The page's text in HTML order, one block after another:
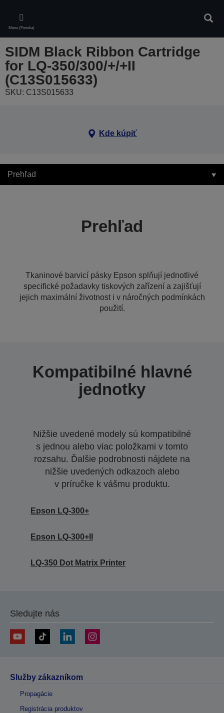
main
content
Menu (Ponuka)
SIDM Black Ribbon Cartridge
for LQ-350/300/+/+II
(C13S015633)
SKU: C13S015633
Kde kúpiť
Prehľad
Prehľad
Tkaninové barvicí pásky Epson splňují jednotlivé
specifické požadavky tiskových zařízení a zajišťují
jejich maximální životnost i v náročných podmínkách
použití.
Kompatibilné hlavné
jednotky
Nižšie uvedené modely sú kompatibilné
s jednou alebo viac položkami v tomto
rozsahu. Ďalšie podrobnosti nájdete na
nižšie uvedených odkazoch alebo
v príručke k vášmu produktu.
Epson LQ-300+
Epson LQ-300+II
LQ-350 Dot Matrix Printer
Sledujte nás
Služby zákazníkom
Propagácie
Registrácia produktov